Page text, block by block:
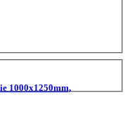
1000x1250mm,